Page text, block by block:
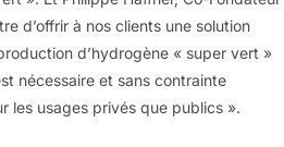
d’offrir à nos clients une solution
d’hydrogène « super vert »
nécessaire et sans contrainte
les usages privés que publics ».